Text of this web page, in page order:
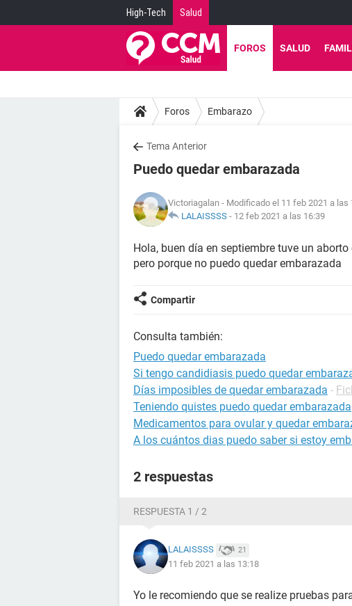
High-Tech Salud
FOROS SALUD
Foros Embarazo
Tema Anterior
Puedo quedar embarazada
Victoriagalan - Modificado el 11 feb 2021 a las
LALAISSSS - 12 feb 2021 a las 16:39
Hola, buen día en septiembre tuve un
pero porque no puedo quedar embarazada
Compartir
Consulta también:
Puedo quedar embarazada
Si tengo candidiasis puedo quedar
Días imposibles de quedar embarazada -
Teniendo quistes puedo quedar embarazada
Medicamentos para ovular y quedar
A los cuántos dias puedo saber si estoy
2 respuestas
RESPUESTA 1 / 2
LALAISSSS 21
11 feb 2021 a las 13:18
Yo le recomiendo que se realize pruebas